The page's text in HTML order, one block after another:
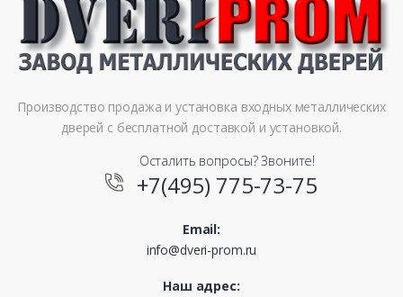
Производство продажа и установка входных металлических
дверей с бесплатной доставкой и установкой.
Осталить вопросы? Звоните!
+7(495) 775-73-75
Email:
info@dveri-prom.ru
Наш адрес: